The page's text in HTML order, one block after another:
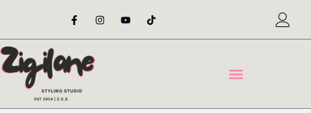
content
F
a
e
o
o
-
I
n
t
Y
o
t
T
i
t